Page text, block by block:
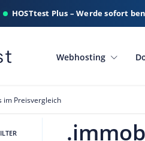
HOSTtest Plus – Werde sofort
Webhosting
im Preisvergleich